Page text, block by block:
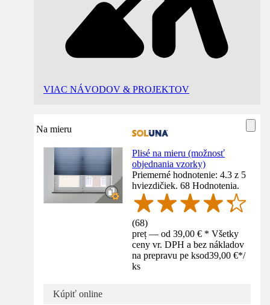
VIAC NÁVODOV & PROJEKTOV
Na mieru
Plisé na mieru (možnosť
objednania vzorky)
Priemerné hodnotenie: 4.3 z 5
hviezdičiek. 68 Hodnotenia.
(68)
preț — od 39,00 € * Všetky
ceny vr. DPH a bez nákladov
na prepravu pe ksod39,00 €*/
ks
Kúpiť online